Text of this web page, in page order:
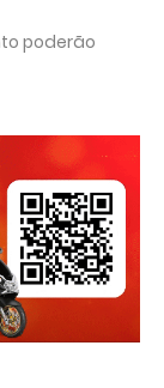
poderão